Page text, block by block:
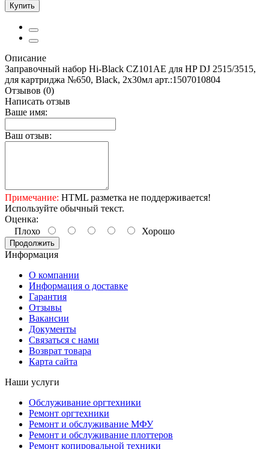
Купить
Описание
Заправочный набор Hi-Black CZ101AE для HP DJ 2515/3515,
для картриджа №650, Black, 2x30мл арт.:1507010804
Отзывов (0)
Написать отзыв
Ваше имя:
Ваш отзыв:
Примечание: HTML разметка не поддерживается!
Используйте обычный текст.
Оценка:
Плохо
Хорошо
Продолжить
Информация
О компании
Информация о доставке
Гарантия
Отзывы
Вакансии
Документы
Связаться с нами
Возврат товара
Карта сайта
Наши услуги
Обслуживание оргтехники
Ремонт оргтехники
Ремонт и обслуживание МФУ
Ремонт и обслуживание плоттеров
Ремонт копировальной техники